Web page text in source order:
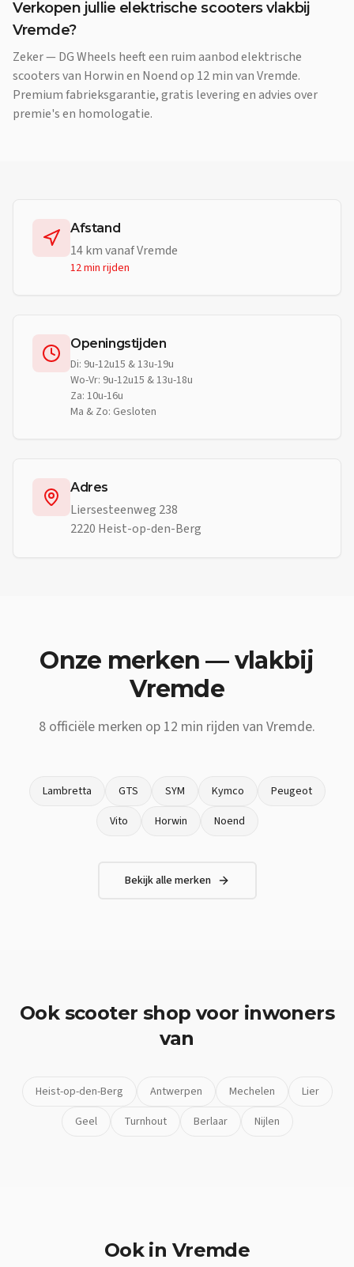
Verkopen jullie elektrische scooters vlakbij
Vremde?
Zeker — DG Wheels heeft een ruim aanbod elektrische
scooters van Horwin en Noend op 12 min van Vremde.
Premium fabrieksgarantie, gratis levering en advies over
premie's en homologatie.
Afstand
14km vanafVremde
12 min rijden
Openingstijden
Di: 9u-12u15 & 13u-19u
Wo-Vr: 9u-12u15 & 13u-18u
Za: 10u-16u
Ma & Zo: Gesloten
Adres
Liersesteenweg 238
2220 Heist-op-den-Berg
Onze merken — vlakbij
Vremde
8 officiële merken op 12 min rijden van Vremde.
Lambretta GTS SYM Kymco
Peugeot
Vito
Horwin Noend
Bekijk alle merken
Ook scooter shop voor inwoners
van
Heist-op-den-Berg Antwerpen Mechelen
Lier
Geel
Turnhout Berlaar Nijlen
Ook in Vremde